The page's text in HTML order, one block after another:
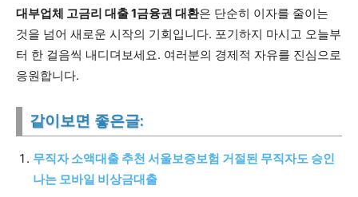
대부업체 고금리 대출 1금융권 대환은 단순히 이자를 줄이는
것을 넘어 새로운 시작의 기회입니다. 포기하지 마시고 오늘부
터 한 걸음씩 내디뎌보세요. 여러분의 경제적 자유를 진심으로
응원합니다.
같이보면 좋은글:
무직자 소액대출 추천 서울보증보험 거절된 무직자도 승인
나는 모바일 비상금대출